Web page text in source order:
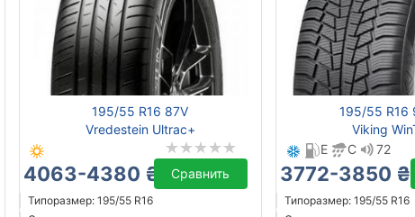
195/55 R16 87V
Vredestein Ultrac+
4063-4380 ₴ Сравнить
Типоразмер: 195/55 R16
195/55 R16
Viking
E
C 72
3772-3850 ₴
Типоразмер: 195/55 R16